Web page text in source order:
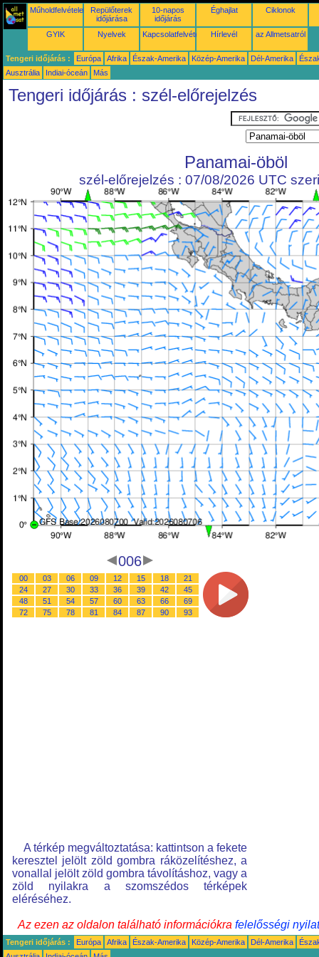
Műholdfelvételek
Repülőterek
időjárása
10-napos
időjárás
Éghajlat Ciklonok
GYIK Nyelvek Kapcsolatfelvétel Hírlevél az Allmetsatról
Tengeri időjárás : Európa Afrika Észak-Amerika Közép-Amerika Dél-Amerika
Ausztrália
Indiai-óceán Más
Tengeri időjárás : szél-előrejelzés
Panamai-öböl
szél-előrejelzés : 07/08/2026 UTC
006
00 03 06 09 12 15 18
21
24
27 30 33 36 39 42
45
48
51 54 57 60 63 66
69
72
75 78 81 84 87 90 93
A térkép megváltoztatása: kattintson a fekete
keresztel jelölt zöld gombra ráközelítéshez, a
vonallal jelölt zöld gombra távolításhoz, vagy a
zöld nyilakra a szomszédos térképek
eléréséhez.
Az ezen az oldalon található információkra felelősségi
Tengeri időjárás : Európa Afrika Észak-Amerika Közép-Amerika Dél-Amerika